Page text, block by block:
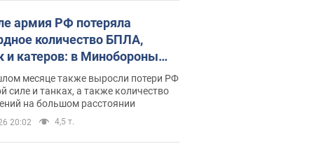
армия РФ потеряла
количество БПЛА,
и катеров: в Минобороны
статистику
месяце также выросли потери РФ
силе и танках, а также количество
на большом расстоянии
20:02 4,5 т.